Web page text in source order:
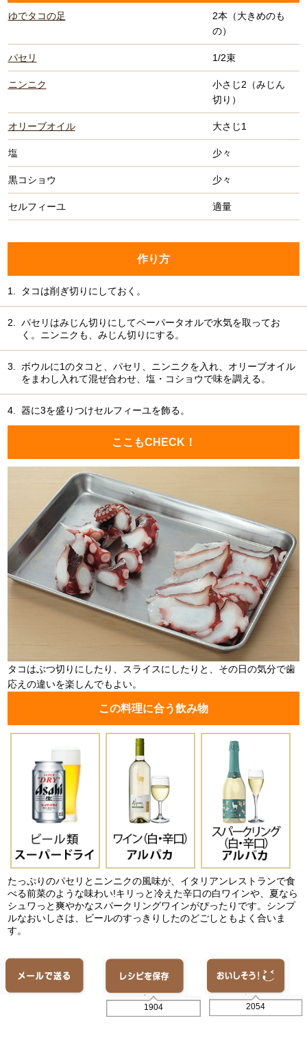
ゆでタコの足
2本（大きめのも
の）
パセリ 1/2束
ニンニク
小さじ2（みじん
切り）
オリーブオイル 大さじ1
塩 少々
黒コショウ 少々
セルフィーユ 適量
作り方
1. タコは削ぎ切りにしておく。
2.
パセリはみじん切りにしてペーパータオルで水気を取ってお
く。ニンニクも、みじん切りにする。
3.
ボウルに1のタコと、パセリ、ニンニクを入れ、オリーブオイル
をまわし入れて混ぜ合わせ、塩・コショウで味を調える。
4. 器に3を盛りつけセルフィーユを飾る。
ここもCHECK！
タコはぶつ切りにしたり、スライスにしたりと、その日の気分で歯
応えの違いを楽しんでもよい。
この料理に合う飲み物
たっぷりのパセリとニンニクの風味が、イタリアンレストランで食
べる前菜のような味わい!キリっと冷えた辛口の白ワインや、夏なら
シュワっと爽やかなスパークリングワインがぴったりです。シンプ
ルなおいしさは、ビールのすっきりしたのどごしともよく合いま
す。
1904 2054